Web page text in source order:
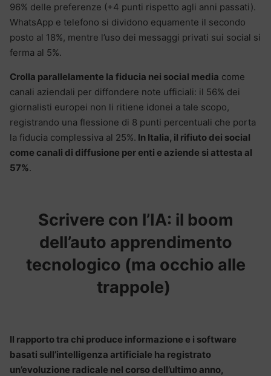
96% delle preferenze (+4 punti rispetto agli anni passati).
WhatsApp e telefono si dividono equamente il secondo
posto al 18%, mentre l’uso dei messaggi privati sui social si
ferma al 5%.
Crolla parallelamente la fiducia nei social media come
canali aziendali per diffondere note ufficiali: il 56% dei
giornalisti europei non li ritiene idonei a tale scopo,
registrando una flessione di 8 punti percentuali che porta
la fiducia complessiva al 25%. In Italia, il rifiuto dei social
come canali di diffusione per enti e aziende si attesta al
57%.
Scrivere con l’IA: il boom
dell’auto apprendimento
tecnologico (ma occhio alle
trappole)
Il rapporto tra chi produce informazione e i software
basati sull’intelligenza artificiale ha registrato
un’evoluzione radicale nel corso dell’ultimo anno,